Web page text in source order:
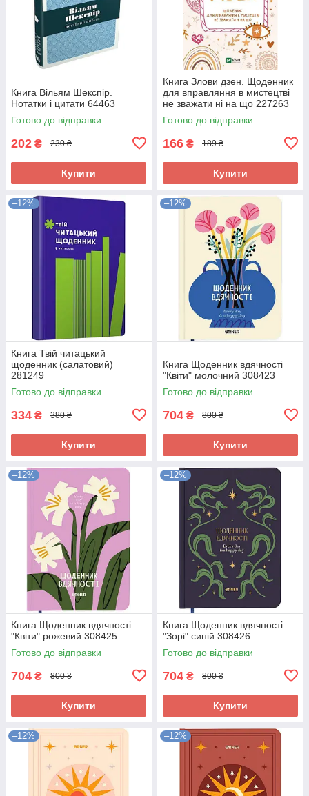
Книга Вільям Шекспір.
Нотатки і цитати 64463
Готово до відправки
202 ₴ 230 ₴
Купити
Книга Злови дзен. Щоденник
для вправляння в мистецтві
не зважати ні на що 227263
Готово до відправки
166 ₴ 189 ₴
Купити
–12%
Книга Твій читацький
щоденник (салатовий)
281249
Готово до відправки
334 ₴ 380 ₴
Купити
–12%
Книга Щоденник вдячності
"Квіти" молочний 308423
Готово до відправки
704 ₴ 800 ₴
Купити
–12%
Книга Щоденник вдячності
"Квіти" рожевий 308425
Готово до відправки
704 ₴ 800 ₴
Купити
–12%
Книга Щоденник вдячності
"Зорі" синій 308426
Готово до відправки
704 ₴ 800 ₴
Купити
–12% –12%